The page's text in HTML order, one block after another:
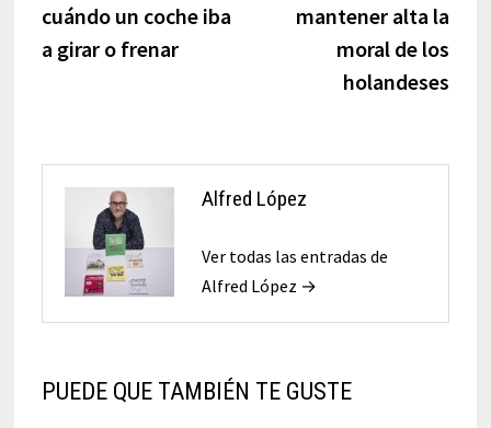
cuándo un coche iba
a girar o frenar
mantener alta la
moral de los
holandeses
Alfred López
Ver todas las entradas de
Alfred López →
PUEDE QUE TAMBIÉN TE GUSTE